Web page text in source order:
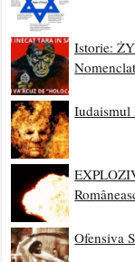
Istorie:
Iudaismul
Ofensiva